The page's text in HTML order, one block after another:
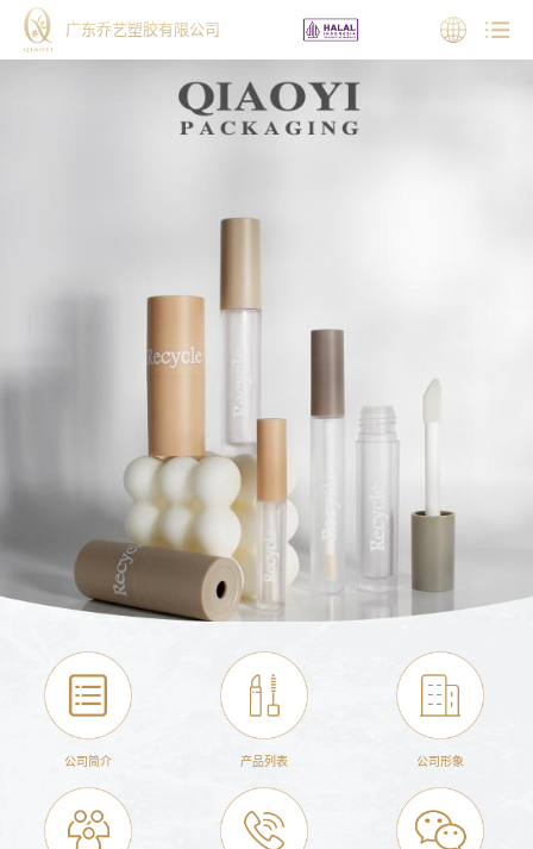
广东乔艺塑胶有限公司
公司简介 产品列表 公司形象